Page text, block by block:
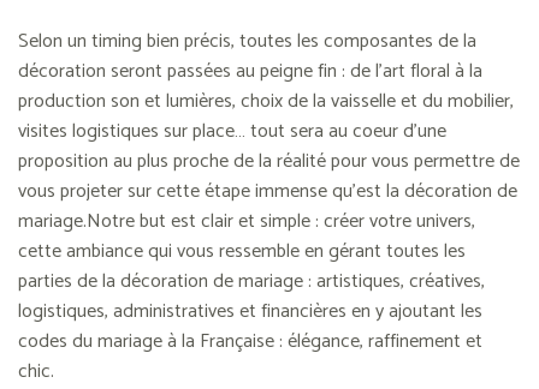
Selon un timing bien précis, toutes les composantes de la
décoration seront passées au peigne fin : de l’art floral à la
production son et lumières, choix de la vaisselle et du mobilier,
visites logistiques sur place… tout sera au coeur d’une
proposition au plus proche de la réalité pour vous permettre de
vous projeter sur cette étape immense qu’est la décoration de
mariage.Notre but est clair et simple : créer votre univers,
cette ambiance qui vous ressemble en gérant toutes les
parties de la décoration de mariage : artistiques, créatives,
logistiques, administratives et financières en y ajoutant les
codes du mariage à la Française : élégance, raffinement et
chic.